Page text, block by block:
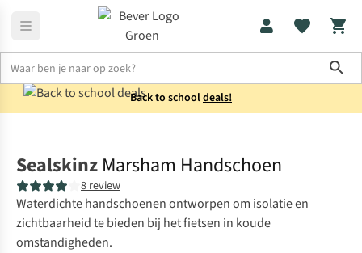
Back to schooldeals!
Sealskinz Marsham Handschoen
8 review
Waterdichte handschoenen ontworpen om isolatie en
zichtbaarheid te bieden bij het fietsen in koude
omstandigheden.